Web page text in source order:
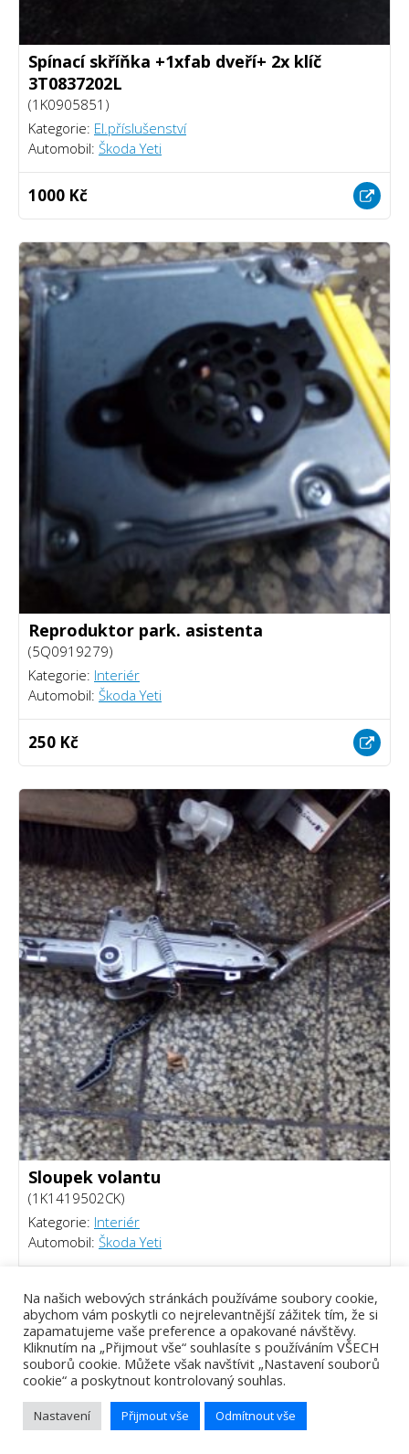
Spínací skříňka +1xfab dveří+ 2x klíč
3T0837202L
(1K0905851)
Kategorie: El.příslušenství
Automobil: Škoda Yeti
1000 Kč
Reproduktor park. asistenta
(5Q0919279)
Kategorie: Interiér
Automobil: Škoda Yeti
250 Kč
Sloupek volantu
(1K1419502CK)
Kategorie: Interiér
Automobil: Škoda Yeti
800 Kč
Tomáš Piálek - Webový vývojář
Na našich webových stránkách používáme soubory cookie,
abychom vám poskytli co nejrelevantnější zážitek tím, že si
zapamatujeme vaše preference a opakované návštěvy.
Kliknutím na „Přijmout vše“ souhlasíte s používáním VŠECH
souborů cookie. Můžete však navštívit „Nastavení souborů
cookie“ a poskytnout kontrolovaný souhlas.
Nastavení Přijmout vše Odmítnout vše